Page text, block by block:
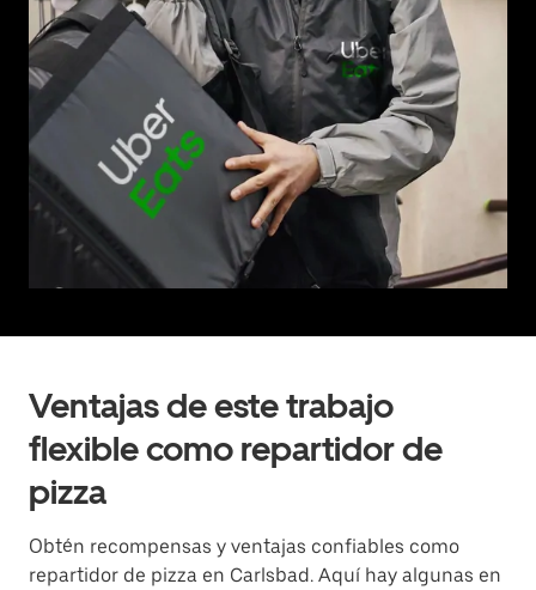
Ventajas de este trabajo
flexible como repartidor de
pizza
Obtén recompensas y ventajas confiables como
repartidor de pizza en Carlsbad. Aquí hay algunas en